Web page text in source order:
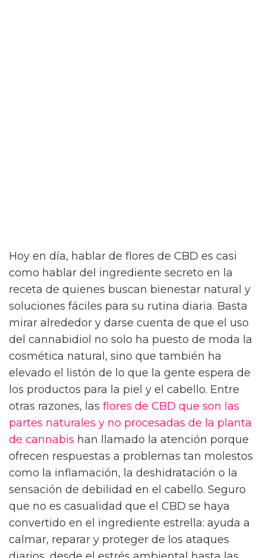
Hoy en día, hablar de flores de CBD es casi
como hablar del ingrediente secreto en la
receta de quienes buscan bienestar natural y
soluciones fáciles para su rutina diaria. Basta
mirar alrededor y darse cuenta de que el uso
del cannabidiol no solo ha puesto de moda la
cosmética natural, sino que también ha
elevado el listón de lo que la gente espera de
los productos para la piel y el cabello. Entre
otras razones, las
flores de CBD que son las
partes naturales y no procesadas de la planta
de cannabis
han llamado la atención porque
ofrecen respuestas a problemas tan molestos
como la inflamación, la deshidratación o la
sensación de debilidad en el cabello. Seguro
que no es casualidad que el CBD se haya
convertido en el ingrediente estrella: ayuda a
calmar, reparar y proteger de los ataques